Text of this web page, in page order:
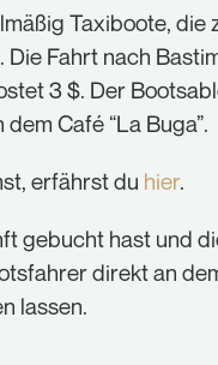
Taxiboote, die
Die Fahrt nach
3 $. Der
Café “La Buga”.
erfährst du hier.
gebucht hast und
direkt an
lassen.
anonym. Diese
wie unsere
nutzen.
Social-Media-
blockiert. Wenn
werden, bedarf
manuellen